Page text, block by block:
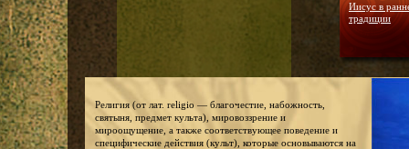
Иисус в
традиции
Религия (от лат. religio — благочестие, набожность,
святыня, предмет культа), мировоззрение и
мироощущение, а также соответствующее поведение и
специфические действия (культ), которые основываются на